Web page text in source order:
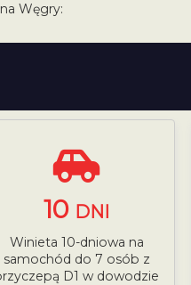
Węgry:
10 DNI
Winieta 10-dniowa na
samochód do 7 osób z
D1 w dowodzie